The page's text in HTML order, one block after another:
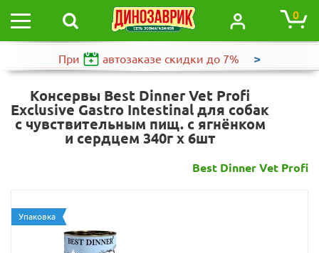
0
При автозаказе скидки до 7% >
Консервы Best Dinner Vet Profi
Exclusive Gastro Intestinal для собак
с чувствительным пищ. с ягнёнком
и сердцем 340г х 6шт
Best Dinner Vet Profi
Упаковка